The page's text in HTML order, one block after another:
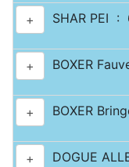
+ SHAR PEI :
+ BOXER
+ BOXER
+ DOGUE